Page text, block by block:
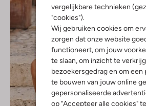
vergelijkbare technieken
"cookies").
Wij gebruiken cookies om
zorgen dat onze website
functioneert, om jouw
te slaan, om inzicht te
bezoekersgedrag en om een
te bouwen van jouw online
gepersonaliseerde
op "Accepteer alle cookies" te